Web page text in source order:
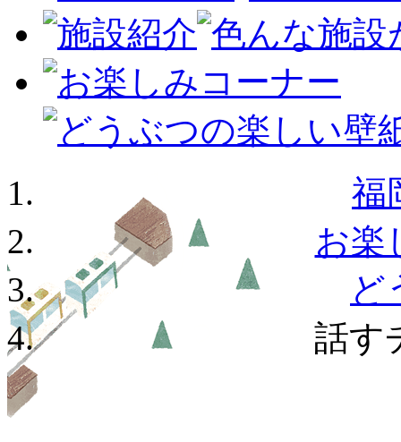
福
お楽
ど
話す